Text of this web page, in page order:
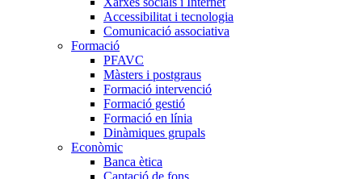
Accessibilitat i tecnologia
Comunicació associativa
Formació
PFAVC
Màsters i postgraus
Formació intervenció
Formació gestió
Formació en línia
Dinàmiques grupals
Econòmic
Banca ètica
Captació de fons